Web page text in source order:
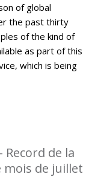
of global
the past thirty
of the kind of
as part of this
which is being
de la
de juillet